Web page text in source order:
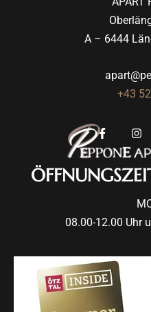
A – 6444
+43
08.00-12.00 Uhr